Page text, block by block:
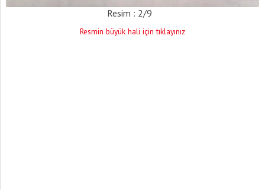
Resim : 2/9
Resmin büyük hali için tıklayınız